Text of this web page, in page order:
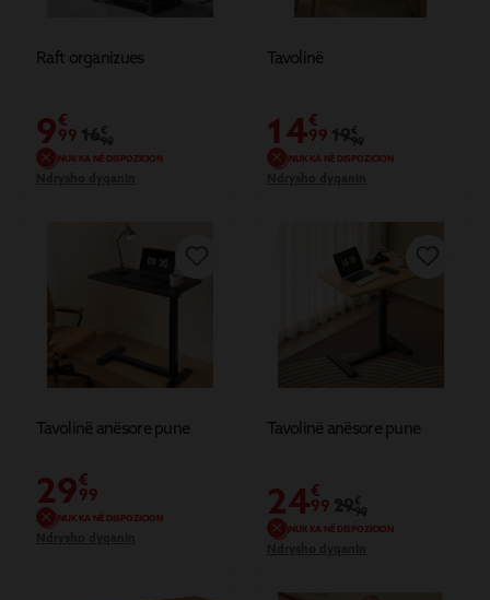
Raft organizues
9€
99
NUK KA NË DISPOZICION
Tavolinë
14€
99
NUK KA NË DISPOZICION
Tavolinë anësore pune
29€
99
NUK KA NË DISPOZICION
Tavolinë anësore pune
24€
99
NUK KA NË DISPOZICION